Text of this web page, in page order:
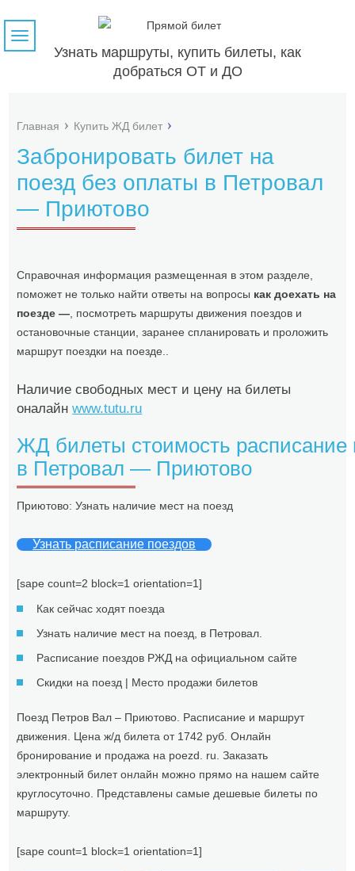
Узнать маршруты, купить билеты, как
добраться ОТ и ДО
Навигация
Главная Купить ЖД билет
Забронировать билет на
поезд без оплаты в Петровал
— Приютово
Справочная информация размещенная в этом разделе,
поможет не только найти ответы на вопросы как доехать на
поезде —, посмотреть маршруты движения поездов и
остановочные станции, заранее спланировать и проложить
маршрут поездки на поезде..
Наличие свободных мест и цену на билеты
оналайнwww.tutu.ru
ЖД билеты стоимость расписание
в Петровал — Приютово
Приютово: Узнать наличие мест на поезд
Узнать расписание поездов
[sape count=2 block=1 orientation=1]
Как сейчас ходят поезда
Узнать наличие мест на поезд, в Петровал.
Расписание поездов РЖД на официальном сайте
Скидки на поезд | Место продажи билетов
Поезд Петров Вал – Приютово. Расписание и маршрут
движения. Цена ж/д билета от 1742 руб. Онлайн
бронирование и продажа на poezd. ru. Заказать
электронный билет онлайн можно прямо на нашем сайте
круглосуточно. Представлены самые дешевые билеты по
маршруту.
[sape count=1 block=1 orientation=1]